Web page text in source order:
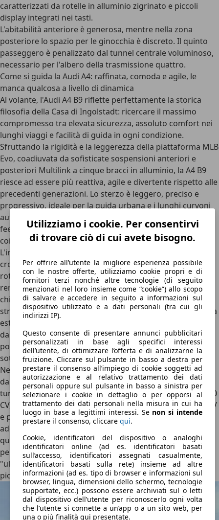
Utilizziamo i cookie. Per consentirvi
di trovare ciò di cui avete bisogno.
Per offrire all’utente la migliore esperienza possibile
con le nostre offerte, utilizziamo cookie propri e di
fornitori terzi nonché altre tecnologie (di seguito
menzionati nel loro insieme come “cookie”) allo scopo
di salvare e accedere in seguito a informazioni sul
dispositivo utilizzato e a dati personali (tra cui gli
indirizzi IP).
Questo consente di presentare annunci pubblicitari
personalizzati in base agli specifici interessi
dell’utente, di ottimizzare l’offerta e di analizzarne la
fruizione. Cliccare sul pulsante in basso a destra per
prestare il consenso all’impiego di cookie soggetti ad
autorizzazione e al relativo trattamento dei dati
personali oppure sul pulsante in basso a sinistra per
selezionare i cookie in dettaglio o per opporsi al
trattamento dei dati personali nella misura in cui ha
luogo in base a legittimi interessi. Se non si intende
prestare il consenso, cliccare qui.
Cookie, identificatori del dispositivo o analoghi
identificatori online (ad es. identificatori basati
sull’accesso, identificatori assegnati casualmente,
identificatori basati sulla rete) insieme ad altre
informazioni (ad es. tipo di browser e informazioni sul
browser, lingua, dimensioni dello schermo, tecnologie
supportate, ecc.) possono essere archiviati sul o letti
dal dispositivo dell’utente per riconoscerlo ogni volta
che l’utente si connette a un’app o a un sito web, per
una o più finalità qui presentate.
caratterizzati da rotelle in alluminio zigrinato e piccoli
display integrati nei tasti.
L'abitabilità anteriore è generosa, mentre nella zona
posteriore lo spazio per le ginocchia è discreto. Il quinto
passeggero è penalizzato dal tunnel centrale voluminoso,
necessario per l'albero della trasmissione quattro.
Come si guida la Audi A4: raffinata, comoda e agile, le
manca qualcosa a livello di dinamica
Al volante, l'Audi A4 B9 riflette perfettamente la storica
filosofia della Casa di Ingolstadt: ricercare il massimo
compromesso tra elevata sicurezza, assoluto comfort nei
lunghi viaggi e facilità di guida in ogni condizione.
Sfruttando la rigidità e la leggerezza della piattaforma MLB
Evo, coadiuvata da sofisticate sospensioni anteriori e
posteriori Multilink a cinque bracci in alluminio, la A4 B9
riesce ad essere più reattiva, agile e divertente rispetto alle
precedenti generazioni. Lo sterzo è leggero, preciso e
progressivo, ideale per la guida urbana e i lunghi curvoni
autostradali, ma rispetto alle migliori rivali ha poco
feedback, non dando al guidatore più esigente il massimo
coinvolgimento nella guida sportiva.
L'insonorizzazione è degna di un'ammiraglia: a velocità di
crociera autostradali, i fruscii aerodinamici e il rumore di
rotolamento degli pneumatici sono molto contenuti,
rendendo questa vettura un’ottima macinatrice di
chilometri. Dinamicamente, la vettura vanta una tenuta di
strada impeccabile, da vera Audi, con un limite di aderenza
estremamente elevato. Tuttavia, se confrontata con rivali
dalla vocazione più sportiva e dotate di trazione
posteriore,la A4 accusa una certa propensione al
sottosterzo al limite.
Nella gamma motori, ci sono propulsori per tutti i gusti
dai più tranquilli quattro cilindri turbobenzina e
turbodiesel a motori V6 a benzina e a gasolio con oltre 280
CV, fino alla sportivissima RS4 con motore 2.9 V6 da 450 CV
e prestazioni da Supercar. Per chi necessita della massima
aderenza in contesti difficili, la celebre
quattro(nelle declinazioni con differenziale Torsen
permanente o nella più recente ed efficiente versione
"ultra" on-demand) offre una grande motricità su neve e
pioggia, elevando la sicurezza attiva.